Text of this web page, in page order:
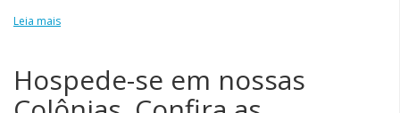
Leia mais
Hospede-se em nossas